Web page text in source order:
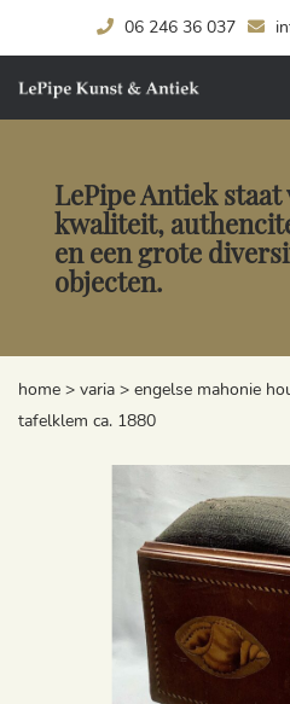
06 246 36 037
LePipe Antiek staat
kwaliteit,
en een grote
objecten.
home > varia > engelse mahonie
tafelklem ca. 1880